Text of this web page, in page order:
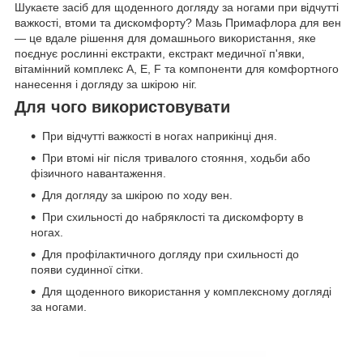
Шукаєте засіб для щоденного догляду за ногами при відчутті
важкості, втоми та дискомфорту? Мазь Примафлора для вен
— це вдале рішення для домашнього використання, яке
поєднує рослинні екстракти, екстракт медичної п'явки,
вітамінний комплекс A, E, F та компоненти для комфортного
нанесення і догляду за шкірою ніг.
Для чого використовувати
При відчутті важкості в ногах наприкінці дня.
При втомі ніг після тривалого стояння, ходьби або
фізичного навантаження.
Для догляду за шкірою по ходу вен.
При схильності до набряклості та дискомфорту в
ногах.
Для профілактичного догляду при схильності до
появи судинної сітки.
Для щоденного використання у комплексному догляді
за ногами.